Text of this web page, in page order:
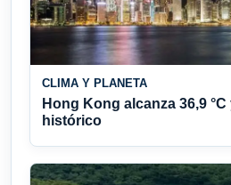
CLIMA Y PLANETA
Hong Kong alcanza 36,9
histórico